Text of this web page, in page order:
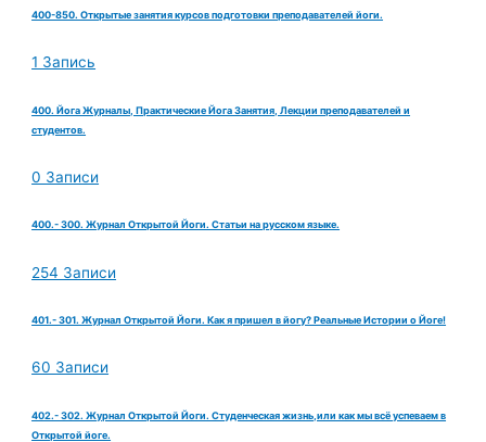
400-850. Открытые занятия курсов подготовки преподавателей йоги.
1 Запись
400. Йога Журналы, Практические Йога Занятия, Лекции преподавателей и
студентов.
0 Записи
400.- 300. Журнал Открытой Йоги. Статьи на русском языке.
254 Записи
401.- 301. Журнал Открытой Йоги. Как я пришел в йогу? Реальные Истории о Йоге!
60 Записи
402.- 302. Журнал Открытой Йоги. Студенческая жизнь,или как мы всё успеваем в
Открытой йоге.